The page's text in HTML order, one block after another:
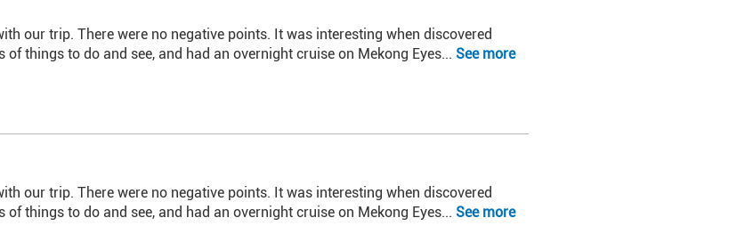
our trip. There were no negative points. It was interesting when discovered
things to do and see, and had an overnight cruise on Mekong Eyes... See more
our trip. There were no negative points. It was interesting when discovered
things to do and see, and had an overnight cruise on Mekong Eyes... See more